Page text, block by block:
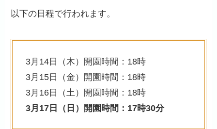
以下の日程で行われます。
3月14日（木）開園時間：18時
3月15日（金）開園時間：18時
3月16日（土）開園時間：18時
3月17日（日）開園時間：17時30分